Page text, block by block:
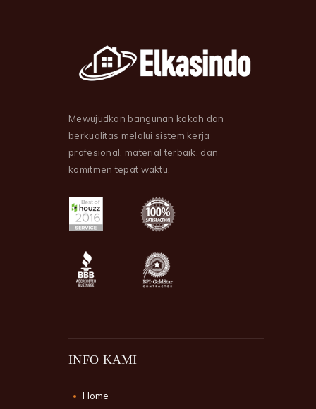
Mewujudkan bangunan kokoh dan
berkualitas melalui sistem kerja
profesional, material terbaik, dan
komitmen tepat waktu.
INFO KAMI
Home